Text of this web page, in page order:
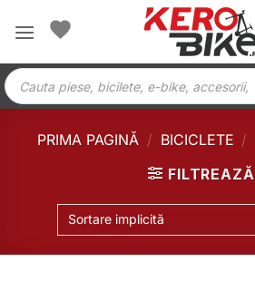
Products
search
PRIMA PAGINĂ / BICICLETE /
FILTREAZĂ
Sortare implicită